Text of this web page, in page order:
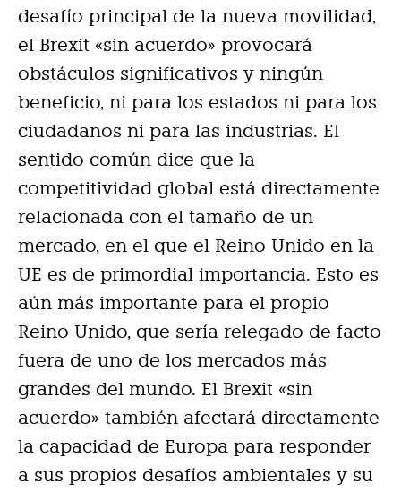
desafío principal de la nueva movilidad,
el Brexit «sin acuerdo» provocará
obstáculos significativos y ningún
beneficio, ni para los estados ni para los
ciudadanos ni para las industrias. El
sentido común dice que la
competitividad global está directamente
relacionada con el tamaño de un
mercado, en el que el Reino Unido en la
UE es de primordial importancia. Esto es
aún más importante para el propio
Reino Unido, que sería relegado de facto
fuera de uno de los mercados más
grandes del mundo. El Brexit «sin
acuerdo» también afectará directamente
la capacidad de Europa para responder
a sus propios desafíos ambientales y su